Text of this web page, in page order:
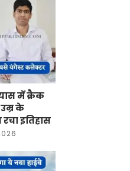
में क्रैक
के
इतिहास